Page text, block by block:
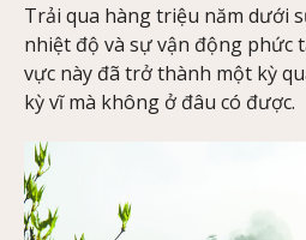
Trải qua hàng triệu năm dưới
nhiệt độ và sự vận động phức
vực này đã trở thành một kỳ
kỳ vĩ mà không ở đâu có được.